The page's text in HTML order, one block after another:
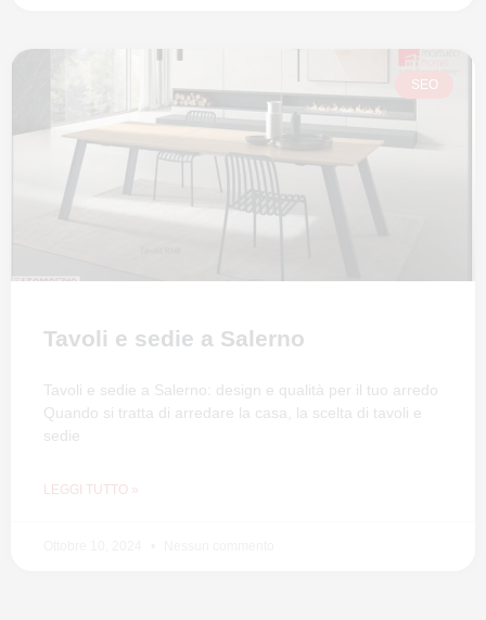
SEO
Tavoli e sedie a Salerno
Tavoli e sedie a Salerno: design e qualità per il tuo arredo
Quando si tratta di arredare la casa, la scelta di tavoli e
sedie
LEGGI TUTTO »